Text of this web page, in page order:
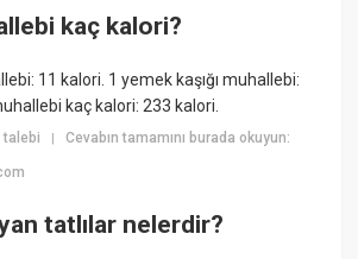
kaç kalori?
11 kalori. 1 yemek kaşığı muhallebi:
kaç kalori: 233 kalori.
talebi |Cevabın tamamını burada okuyun:
tatlılar nelerdir?